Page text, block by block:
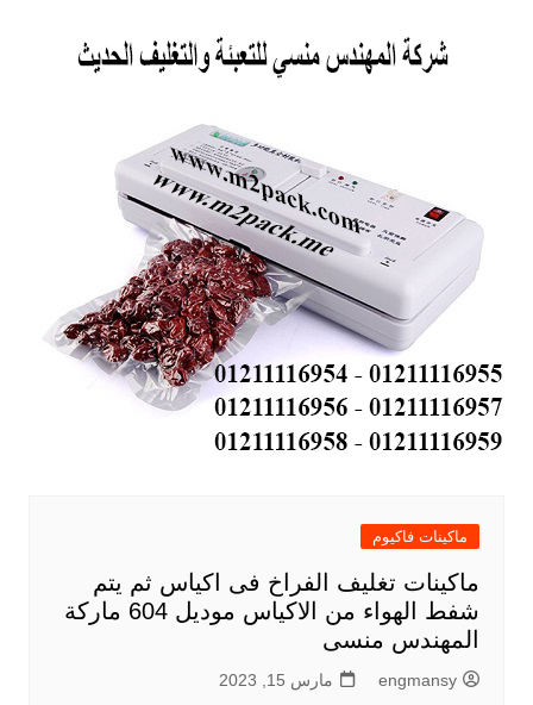
ماكينات فاكيوم
ماكينات تغليف الفراخ فى اكياس ثم يتم
شفط الهواء من الاكياس موديل 604 ماركة
المهندس منسى
engmansy مارس 15, 2023